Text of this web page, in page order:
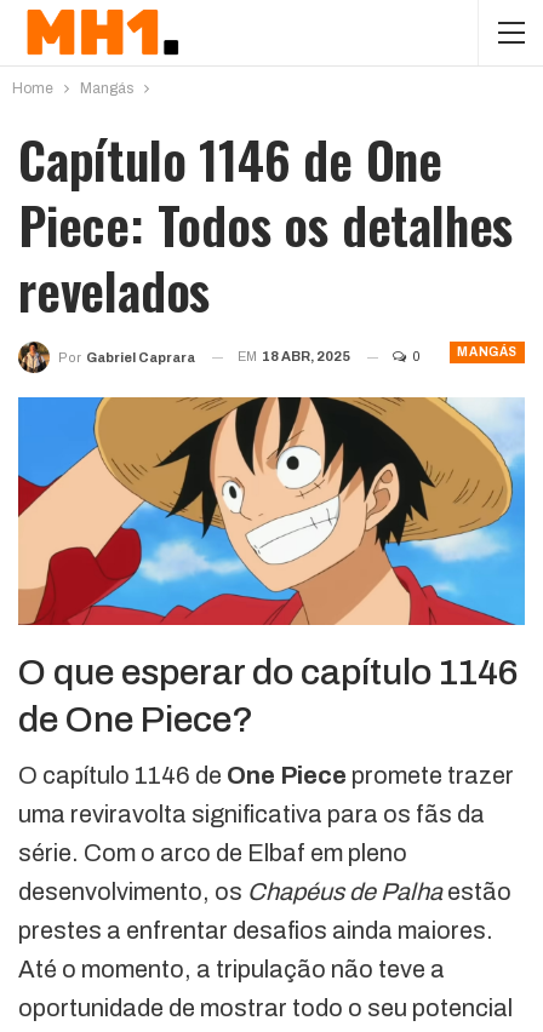
Home Mangás
Capítulo 1146 de One
Piece: Todos os detalhes
revelados
MANGÁS
Por Gabriel Caprara EM 18 ABR, 2025 0
O que esperar do capítulo 1146
de One Piece?
O capítulo 1146 de One Piece promete trazer
uma reviravolta significativa para os fãs da
série. Com o arco de Elbaf em pleno
desenvolvimento, os Chapéus de Palhaestão
prestes a enfrentar desafios ainda maiores.
Até o momento, a tripulação não teve a
oportunidade de mostrar todo o seu potencial